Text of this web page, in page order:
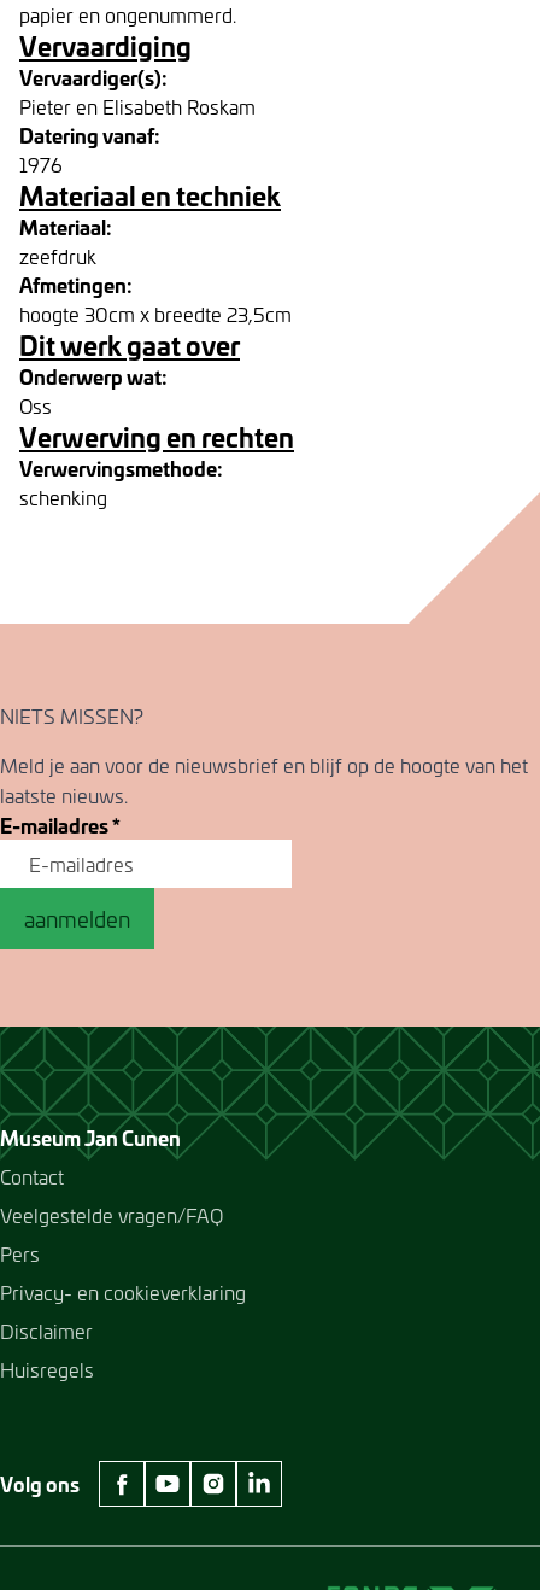
papier en ongenummerd.
Vervaardiging
Vervaardiger(s):
Pieter en Elisabeth Roskam
Datering vanaf:
1976
Materiaal en techniek
Materiaal:
zeefdruk
Afmetingen:
hoogte 30cm x breedte 23,5cm
Dit werk gaat over
Onderwerp wat:
Oss
Verwerving en rechten
Verwervingsmethode:
schenking
NIETS MISSEN?
Meld je aan voor de nieuwsbrief en blijf op de hoogte van het
laatste nieuws.
E-mailadres*
aanmelden
Museum Jan Cunen
Contact
Veelgestelde vragen/FAQ
Pers
Privacy- en cookieverklaring
Disclaimer
Huisregels
Volg ons
facebook Museum Jan Cunen
youtube Museum Jan Cunen
instagram Museum Jan Cunen
linkedin Museum Jan Cunen